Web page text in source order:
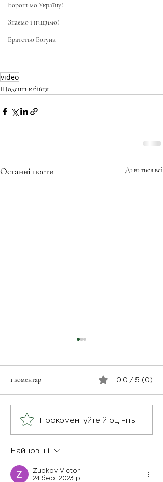
Боронимо Україну!
Знаємо і нищимо!
Братство Богуна
video
Щоденник бійця
Останні пости Дивитися всі
Військовослужбовець з
псевдо «Чех» з батальйону
1 коментар 0.0 / 5 (0)
Прокоментуйте й оцініть
Найновіші
Zubkov Victor
24 бер. 2023 р.